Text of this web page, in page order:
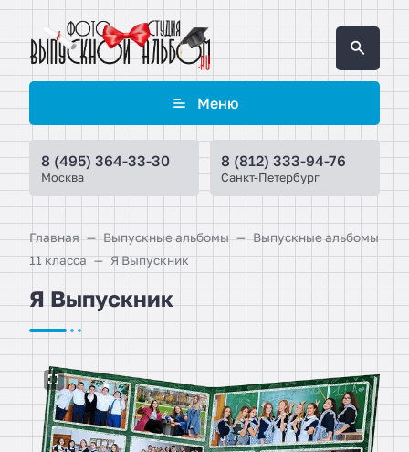
Меню
8 (495) 364-33-30
Москва
8 (812) 333-94-76
Санкт-Петербург
Главная Выпускные альбомы
Выпускные альбомы
11 класса
Я Выпускник
Я Выпускник